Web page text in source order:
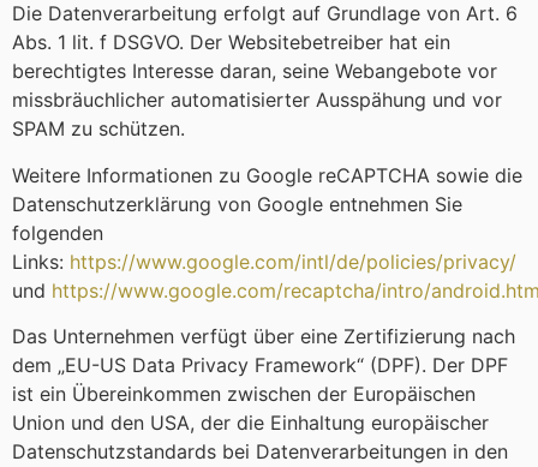
Die Datenverarbeitung erfolgt auf Grundlage von Art. 6
Abs. 1 lit. f DSGVO. Der Websitebetreiber hat ein
berechtigtes Interesse daran, seine Webangebote vor
missbräuchlicher automatisierter Ausspähung und vor
SPAM zu schützen.
Weitere Informationen zu Google reCAPTCHA sowie die
Datenschutzerklärung von Google entnehmen Sie
folgenden
Links: https://www.google.com/intl/de/policies/privacy/
und https://www.google.com/recaptcha/intro/
Das Unternehmen verfügt über eine Zertifizierung nach
dem „EU-US Data Privacy Framework“ (DPF). Der DPF
ist ein Übereinkommen zwischen der Europäischen
Union und den USA, der die Einhaltung europäischer
Datenschutzstandards bei Datenverarbeitungen in den